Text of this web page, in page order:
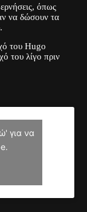
όπως
να δώσουν τα
του Hugo
του λίγο πριν
για να